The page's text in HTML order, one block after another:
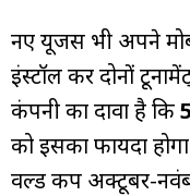
नए यूजर्स भी अपने
इंस्टॉल कर दोनों
कंपनी का दावा है कि
को इसका फायदा
वर्ल्ड कप अक्टूबर-